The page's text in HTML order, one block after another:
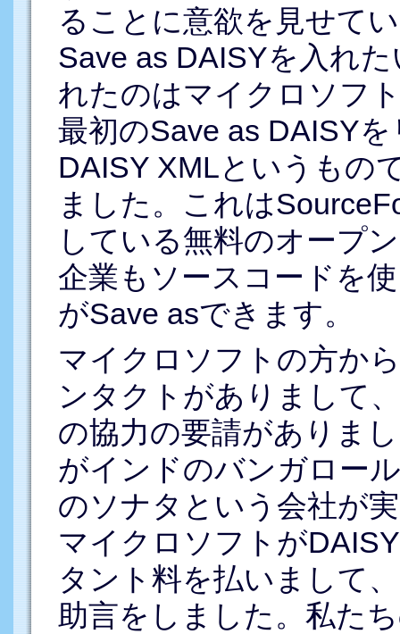
ることに意欲を見せて
Save as DAISYを入れ
れたのはマイクロソフ
最初のSave as DAISY
DAISY XMLというもの
ました。これは
している無料のオープ
企業もソースコードを
がSave asできます。
マイクロソフトの方か
ンタクトがありまして
の協力の要請がありま
がインドのバンガロー
のソナタという会社が
マイクロソフトが
タント料を払いまして
助言をしました。私た